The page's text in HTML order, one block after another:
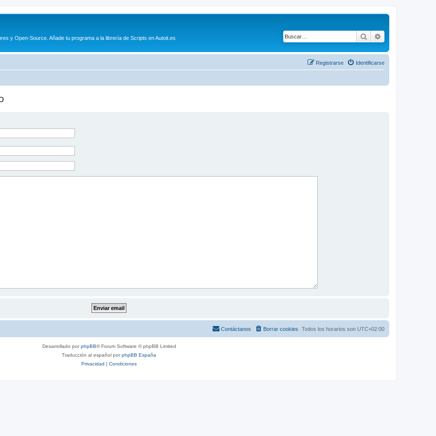
y Open-Source. Añade tu programa a la librería de Scripts en Autoit.es Buscar
Identificarse
Registrarse
Todos los horarios son UTC+02:00
Borrar cookies
Contáctanos
Desarrollado porphpBB® Forum Software © phpBB Limited
Traducción al español porphpBB España
Privacidad | Condiciones